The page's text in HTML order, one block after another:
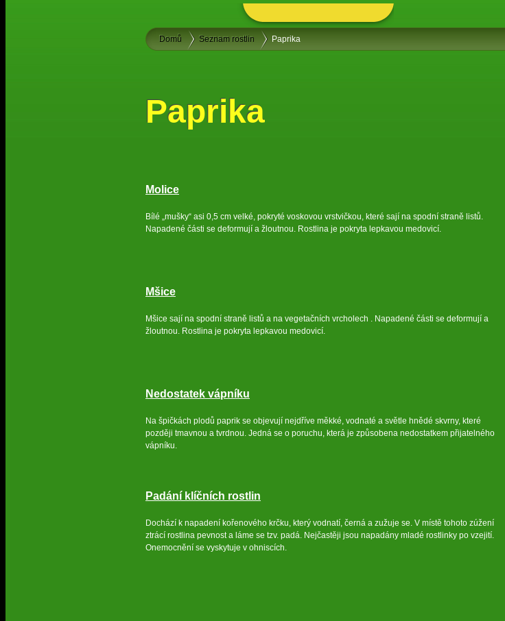
Domů Seznam rostlin Paprika
Paprika
Molice
Bílé „mušky“ asi 0,5 cm velké, pokryté voskovou vrstvičkou, které sají na spodní straně listů.
Napadené části se deformují a žloutnou. Rostlina je pokryta lepkavou medovicí.
Mšice
Mšice sají na spodní straně listů a na vegetačních vrcholech . Napadené části se deformují a
žloutnou. Rostlina je pokryta lepkavou medovicí.
Nedostatek vápníku
Na špičkách plodů paprik se objevují nejdříve měkké, vodnaté a světle hnědé skvrny, které
později tmavnou a tvrdnou. Jedná se o poruchu, která je způsobena nedostatkem přijatelného
vápníku.
Padání klíčních rostlin
Dochází k napadení kořenového krčku, který vodnatí, černá a zužuje se. V místě tohoto zúžení
ztrácí rostlina pevnost a láme se tzv. padá. Nejčastěji jsou napadány mladé rostlinky po vzejití.
Onemocnění se vyskytuje v ohniscích.